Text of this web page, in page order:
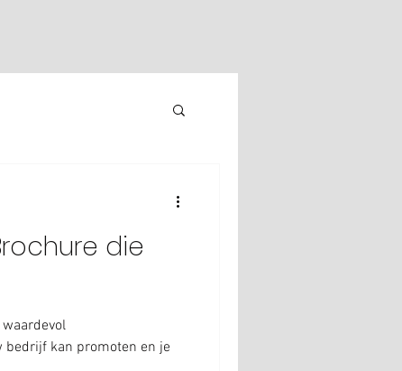
die
kan promoten en je